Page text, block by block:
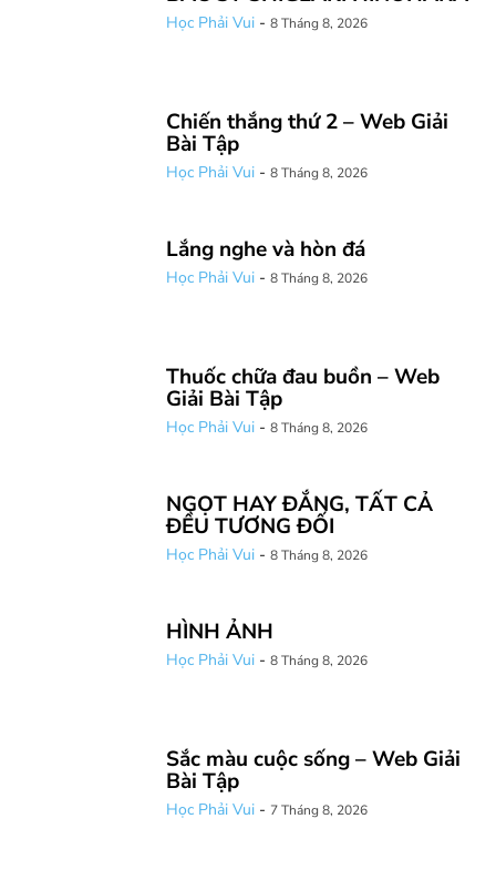
Học Phải Vui - 8 Tháng 8, 2026
Chiến thắng thứ 2 – Web Giải
Bài Tập
Học Phải Vui - 8 Tháng 8, 2026
Lắng nghe và hòn đá
Học Phải Vui - 8 Tháng 8, 2026
Thuốc chữa đau buồn – Web
Giải Bài Tập
Học Phải Vui - 8 Tháng 8, 2026
NGỌT HAY ĐẮNG, TẤT CẢ
ĐỀU TƯƠNG ĐỐI
Học Phải Vui - 8 Tháng 8, 2026
HÌNH ẢNH
Học Phải Vui - 8 Tháng 8, 2026
Sắc màu cuộc sống – Web Giải
Bài Tập
Học Phải Vui - 7 Tháng 8, 2026